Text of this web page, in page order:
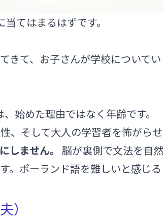
てはまるはずです。
きて、お子さんが学校についてい
始めた理由ではなく年齢です。
、そして大人の学習者を怖がらせ
しません。 脳が裏側で文法を自然
。ポーランド語を難しいと感じる
）